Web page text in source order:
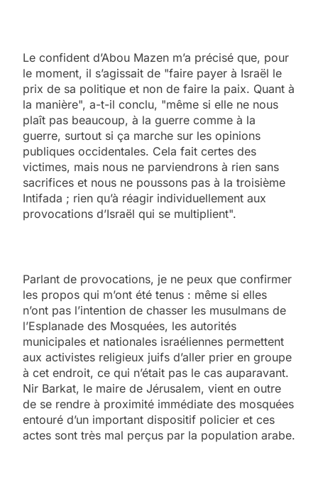
Le confident d’Abou Mazen m’a précisé que, pour
le moment, il s’agissait de "faire payer à Israël le
prix de sa politique et non de faire la paix. Quant à
la manière", a-t-il conclu, "même si elle ne nous
plaît pas beaucoup, à la guerre comme à la
guerre, surtout si ça marche sur les opinions
publiques occidentales. Cela fait certes des
victimes, mais nous ne parviendrons à rien sans
sacrifices et nous ne poussons pas à la troisième
Intifada ; rien qu’à réagir individuellement aux
provocations d’Israël qui se multiplient".
Parlant de provocations, je ne peux que confirmer
les propos qui m’ont été tenus : même si elles
n’ont pas l’intention de chasser les musulmans de
l’Esplanade des Mosquées, les autorités
municipales et nationales israéliennes permettent
aux activistes religieux juifs d’aller prier en groupe
à cet endroit, ce qui n’était pas le cas auparavant.
Nir Barkat, le maire de Jérusalem, vient en outre
de se rendre à proximité immédiate des mosquées
entouré d’un important dispositif policier et ces
actes sont très mal perçus par la population arabe.